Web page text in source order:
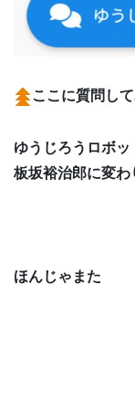
ここに質問し
ゆうじろうロボッ
板坂裕治郎に変
ほんじゃまた